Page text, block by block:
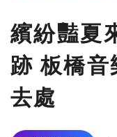
繽紛豔夏
跡 板橋
去處